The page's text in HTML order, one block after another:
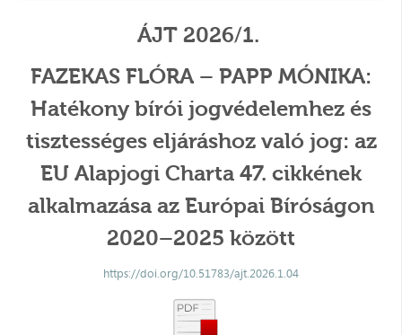
ÁJT 2026/1.
FAZEKAS FLÓRA – PAPP MÓNIKA:
Hatékony bírói jogvédelemhez és
tisztességes eljáráshoz való jog: az
EU Alapjogi Charta 47. cikkének
alkalmazása az Európai Bíróságon
2020–2025 között
https://doi.org/10.51783/ajt.2026.1.04